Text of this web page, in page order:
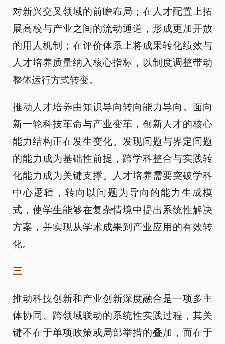
对新兴交叉领域的前瞻布局；在人才配置上拓
展高校与产业之间的流动通道，形成更加开放
的用人机制；在评价体系上将成果转化绩效与
人才培养质量纳入核心指标，以制度调整带动
整体运行方式转变。
推动人才培养由知识导向转向能力导向。面向
新一轮科技革命与产业变革，创新人才的核心
能力结构正在发生变化。发现问题与界定问题
的能力成为基础性前提，跨学科整合与实践转
化能力成为关键支撑。人才培养需要突破学科
中心逻辑，转向以问题为导向的能力生成模
式，使学生能够在复杂情境中提出系统性解决
方案，并实现从学术成果到产业应用的有效转
化。
三
推动科技创新和产业创新深度融合是一项多主
体协同、跨领域联动的系统性实践过程，其关
键不在于单项政策或局部举措的叠加，而在于